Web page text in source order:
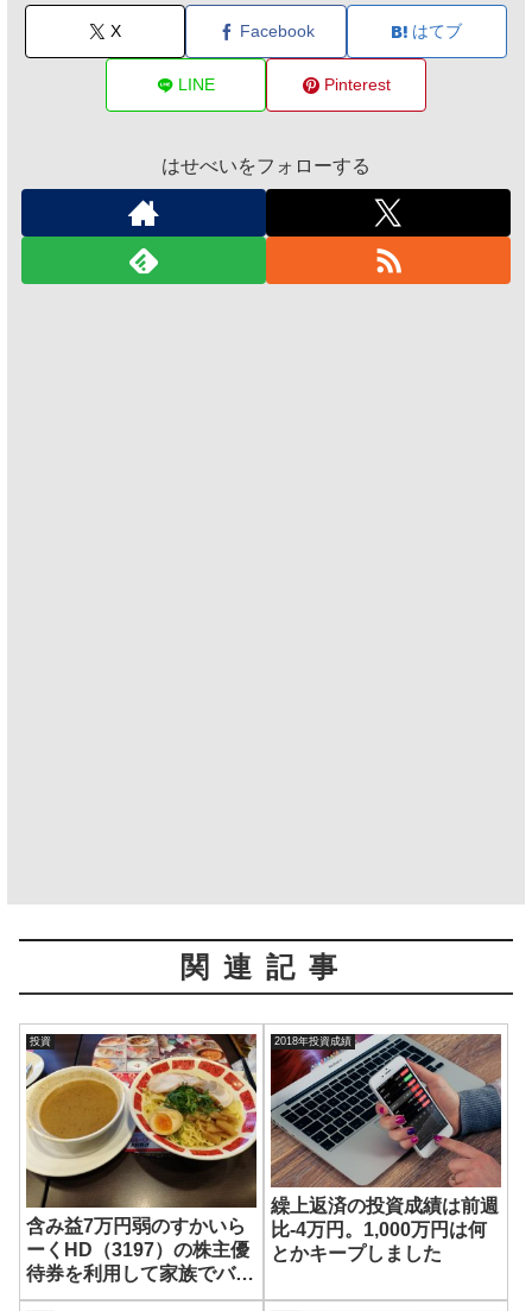
X Facebook はてブ
LINE Pinterest
はせべいをフォローする
関連記事
投資
含み益7万円弱のすかいら
ーくHD（3197）の株主優
待券を利用して家族でバー
ミヤンランチ！
2018年投資成績
繰上返済の投資成績は前週
比-4万円。1,000万円は何
とかキープしました